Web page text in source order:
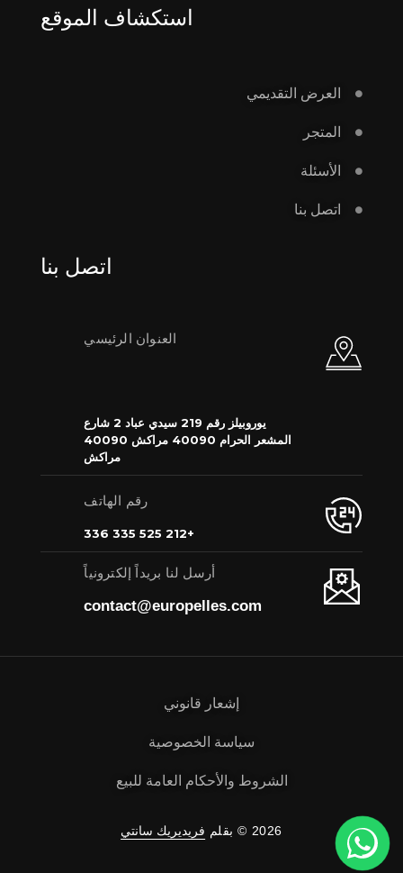
استكشاف الموقع
العرض التقديمي
المتجر
الأسئلة
اتصل بنا
اتصل بنا
العنوان الرئيسي
يوروبيلز رقم 219 سيدي عباد 2 شارع
المشعر الحرام 40090 مراكش 40090
مراكش
رقم الهاتف
+212 525 335 336
أرسل لنا بريداً إلكترونياً
contact@europelles.com
إشعار قانوني
سياسة الخصوصية
الشروط والأحكام العامة للبيع
2026 © بقلم فريديريك سانتي